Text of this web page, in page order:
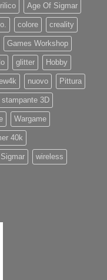
Age Of Sigmar
colore creality
Games Workshop
glitter Hobby
nuovo Pittura
stampante 3D
Wargame
40k
wireless